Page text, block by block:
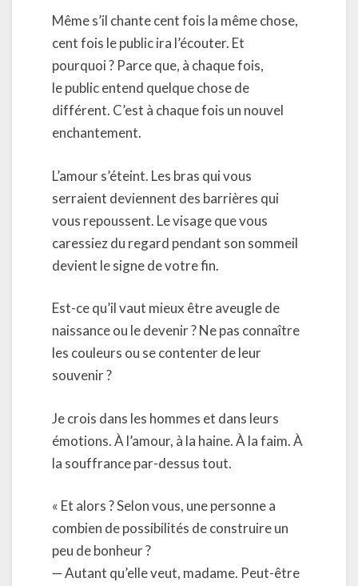
Même s’il chante cent fois la même chose,
cent fois le public ira l’écouter. Et
pourquoi ? Parce que, à chaque fois,
le public entend quelque chose de
différent. C’est à chaque fois un nouvel
enchantement.
L’amour s’éteint. Les bras qui vous
serraient deviennent des barrières qui
vous repoussent. Le visage que vous
caressiez du regard pendant son sommeil
devient le signe de votre fin.
Est-ce qu’il vaut mieux être aveugle de
naissance ou le devenir ? Ne pas connaître
les couleurs ou se contenter de leur
souvenir ?
Je crois dans les hommes et dans leurs
émotions. À l’amour, à la haine. À la faim. À
la souffrance par-dessus tout.
« Et alors ? Selon vous, une personne a
combien de possibilités de construire un
peu de bonheur ?
— Autant qu’elle veut, madame. Peut-être